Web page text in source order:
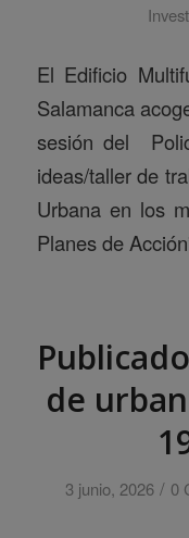
El Edificio
Salamanca
sesión del
ideas/taller de
Urbana en los
Planes de
de
3 junio, 2026 / 0